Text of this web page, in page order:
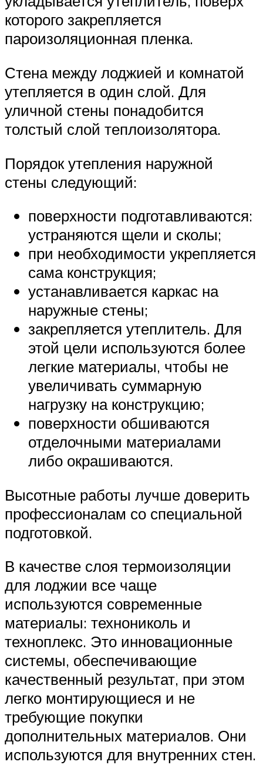
которого закрепляется
пароизоляционная пленка.
Стена между лоджией и комнатой
утепляется в один слой. Для
уличной стены понадобится
толстый слой теплоизолятора.
Порядок утепления наружной
стены следующий:
поверхности подготавливаются:
устраняются щели и сколы;
при необходимости укрепляется
сама конструкция;
устанавливается каркас на
наружные стены;
закрепляется утеплитель. Для
этой цели используются более
легкие материалы, чтобы не
увеличивать суммарную
нагрузку на конструкцию;
поверхности обшиваются
отделочными материалами
либо окрашиваются.
Высотные работы лучше доверить
профессионалам со специальной
подготовкой.
В качестве слоя термоизоляции
для лоджии все чаще
используются современные
материалы: технониколь и
техноплекс. Это инновационные
системы, обеспечивающие
качественный результат, при этом
легко монтирующиеся и не
требующие покупки
дополнительных материалов. Они
используются для внутренних стен.